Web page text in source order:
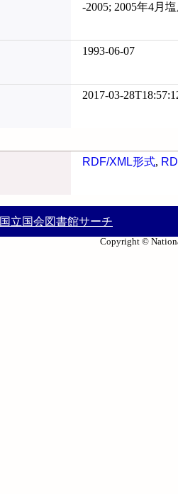
-2005; 2005年4月
1993-06-07
2017-03-
RDF/XML形式,
国立国会図書館サーチ
Copyright ©